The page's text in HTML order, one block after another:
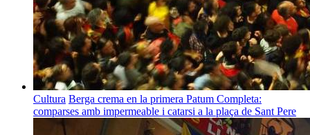
Cultura Berga crema en la primera Patum Completa:
comparses amb impermeable i catarsi a la plaça de Sant Pere